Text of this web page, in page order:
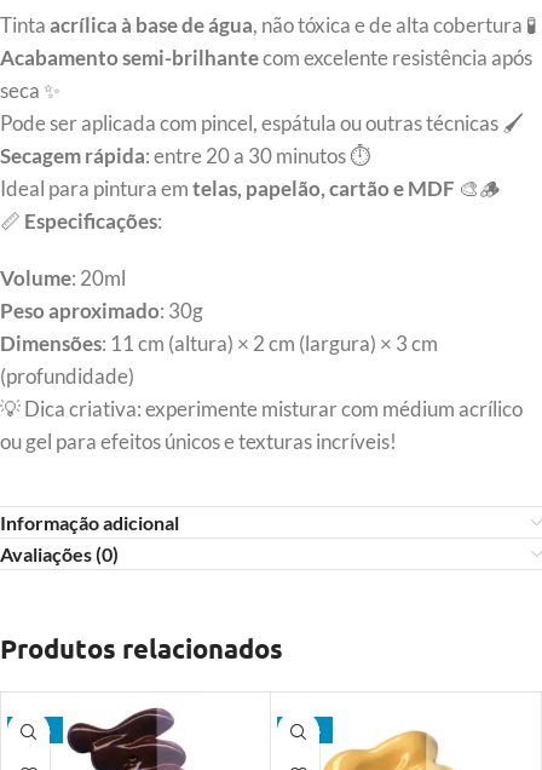
Tintaacrílica à base de água, não tóxica e de alta cobertura 🧪
Acabamento semi-brilhantecom excelente resistência após
seca ✨
Pode ser aplicada com pincel, espátula ou outras técnicas 🖌️
Secagem rápida: entre 20 a 30 minutos ⏱️
Ideal para pintura emtelas, papelão, cartão e MDF 🎨🪵
📏 Especificações:
Volume: 20ml
Peso aproximado: 30g
Dimensões: 11 cm (altura) × 2 cm (largura) × 3 cm
(profundidade)
💡 Dica criativa: experimente misturar com médium acrílico
ou gel para efeitos únicos e texturas incríveis!
Informação adicional
Avaliações (0)
Produtos relacionados
- 14% - 14%